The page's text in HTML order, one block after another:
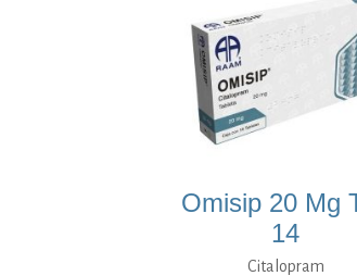
Omisip 20 Mg
14
Citalopram